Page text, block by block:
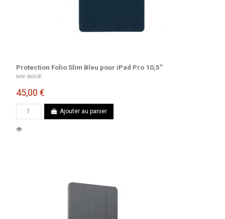
Protection Folio Slim Bleu pour iPad Pro 10,5"
MW-300030
45,00 €
Ajouter au panier